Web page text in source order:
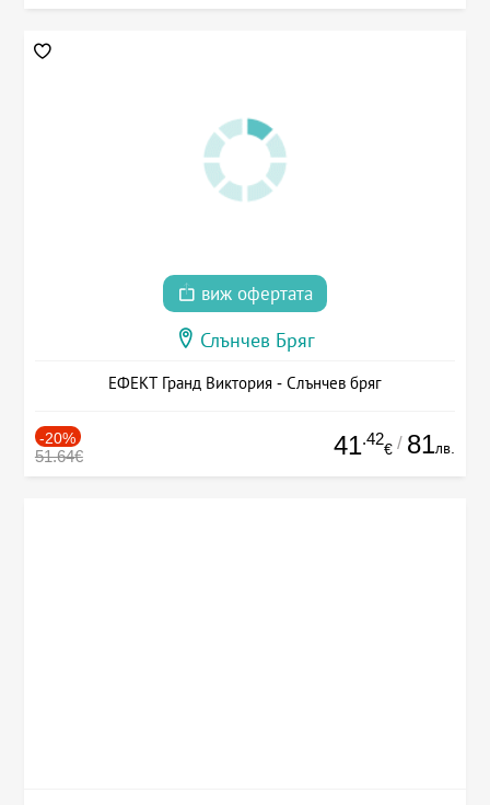
виж офертата
Слънчев Бряг
ЕФЕКТ Гранд Виктория - Слънчев бряг
-20%
51.64€ 41.42
€ / 81лв.